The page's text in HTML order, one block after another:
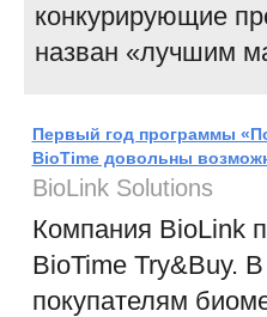
конкурирующие
назван «лучшим
Первый год программы
BioTime довольны
BioLink Solutions
Компания BioLink
BioTime Try&Buy.
покупателям